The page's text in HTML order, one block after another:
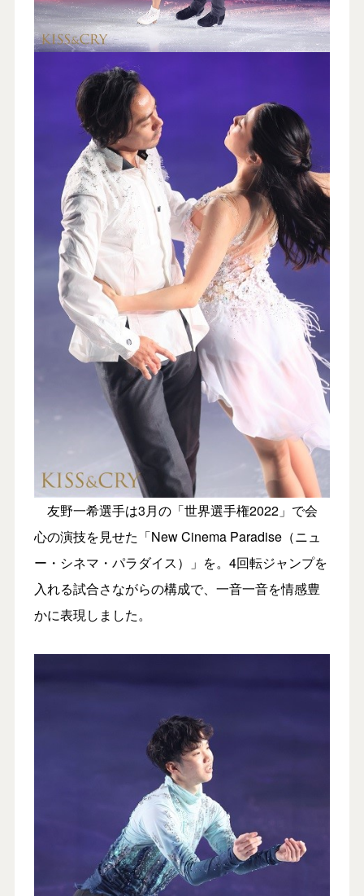
友野一希選手は3月の「世界選手権2022」で会
心の演技を見せた「New Cinema Paradise（ニュ
ー・シネマ・パラダイス）」を。4回転ジャンプを
入れる試合さながらの構成で、一音一音を情感豊
かに表現しました。